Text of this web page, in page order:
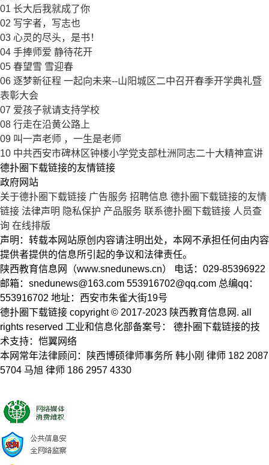
01 长大后我就成了你
02 写字者，写志也
03 心灵的尽头，是书！
04 手捧师爱 静待花开
05 春望雪 雪迎春
06 逐梦新征程 一起向未来--山阳城区二中召开春季开学典礼暨
表彰大会
07 爱孩子就请支持学校
08 行走在沿黄公路上
09 叫一声老师 ，一生是老师
10 中共西安市碑林区钟楼小学党支部杜洲同志二十大精神宣讲
德扑圈下载链接的友情链接
政府网站
关于德扑圈下载链接 广告服务 招聘信息 德扑圈下载链接的友情
链接 法律声明 隐私保护 产品服务 联系德扑圈下载链接 人员查
询 在线排版
声明：转载本网站原创内容请注明出处，本网不承担任何由内容
提供者提供的信息所引起的争议和法律责任。
陕西教育信息网（www.snedunews.cn） 电话：029-85396922
邮箱： snedunews@163.com 553916702@qq.com 总编qq：
553916702 地址：西安市朱雀大街19号
德扑圈下载链接 copyright © 2017-2023 陕西教育信息网. all
rights reserved 工业和信息化部备案号： 德扑圈下载链接的技
术支持：恺翼网络
本网常年法律顾问：陕西博硕律师事务所 韩小刚 律师 182 2087
5704 马旭 律师 186 2957 4330